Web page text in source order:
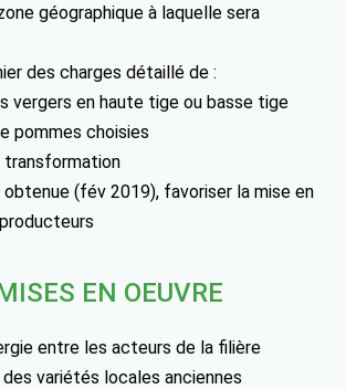
géographique à laquelle sera
des charges détaillé de :
vergers en haute tige ou basse tige
pommes choisies
transformation
obtenue (fév 2019), favoriser la mise en
EN OEUVRE
entre les acteurs de la filière
variétés locales anciennes